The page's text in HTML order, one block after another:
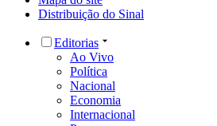
Distribuição do Sinal
Editorias
Ao Vivo
Política
Nacional
Economia
Internacional